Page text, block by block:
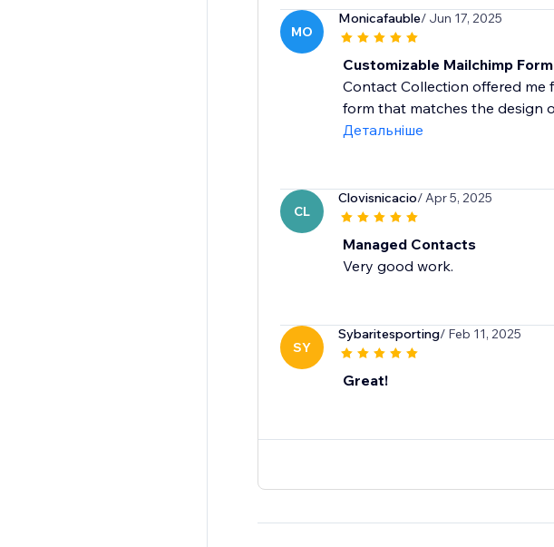
MO
Monicafauble/ Jun 17, 2025
Customizable Mailchimp Form
Contact Collection offered me
form that matches the design
Детальніше
CL
Clovisnicacio/ Apr 5, 2025
Managed Contacts
Very good work.
SY
Sybaritesporting/ Feb 11, 2025
Great!